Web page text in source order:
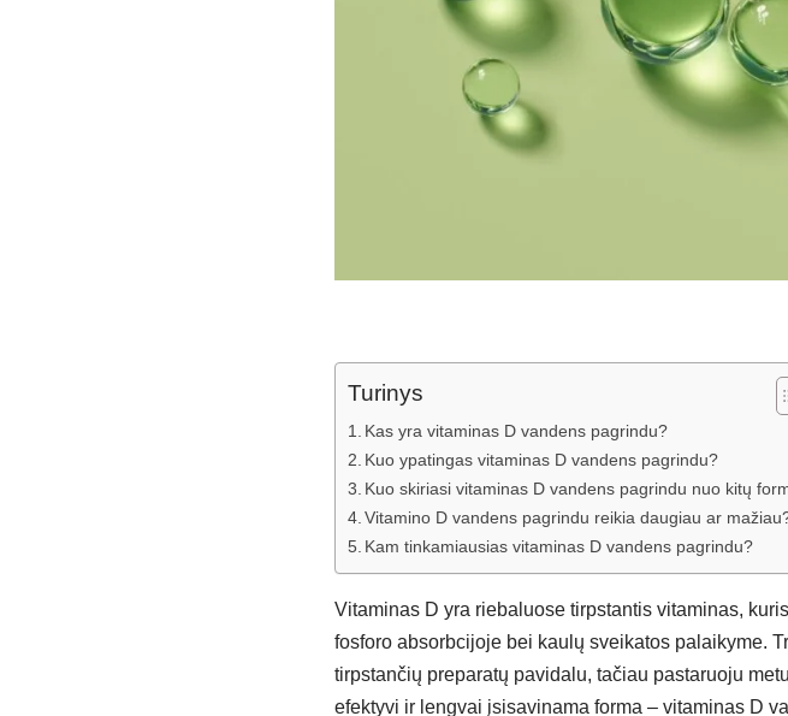
Turinys
Kas yra vitaminas D vandens pagrindu?
Kuo ypatingas vitaminas D vandens pagrindu?
Kuo skiriasi vitaminas D vandens pagrindu nuo kitų
Vitamino D vandens pagrindu reikia daugiau ar
Kam tinkamiausias vitaminas D vandens pagrindu?
Vitaminas D yra riebaluose tirpstantis vitaminas,
fosforo absorbcijoje bei kaulų sveikatos palaikyme.
tirpstančių preparatų pavidalu, tačiau pastaruoju
efektyvi ir lengvai įsisavinama forma – vitaminas D